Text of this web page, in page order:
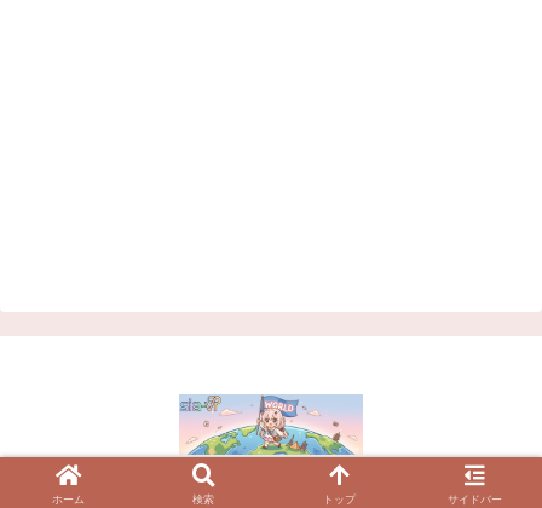
© 2023 VRChatワールド紹介サイト | シアVR.
ホーム 検索 トップ サイドバー